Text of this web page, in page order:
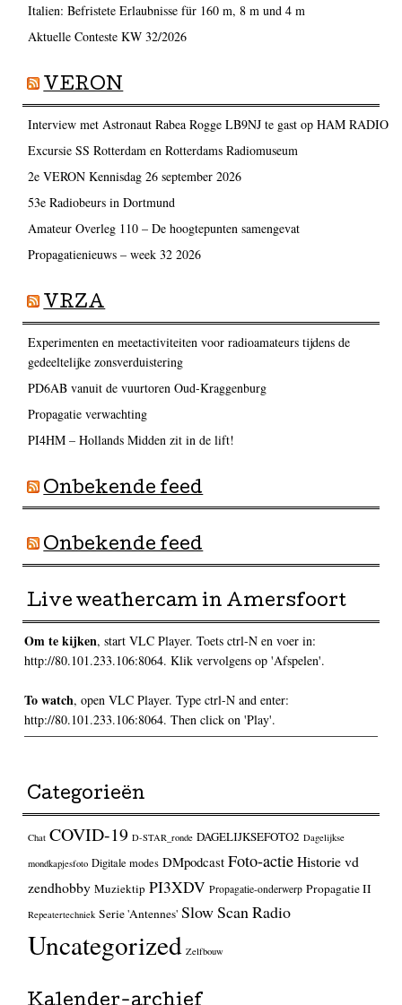
Italien: Befristete Erlaubnisse für 160 m, 8 m und 4 m
Aktuelle Conteste KW 32/2026
VERON
Interview met Astronaut Rabea Rogge LB9NJ te gast op HAM RADIO
Excursie SS Rotterdam en Rotterdams Radiomuseum
2e VERON Kennisdag 26 september 2026
53e Radiobeurs in Dortmund
Amateur Overleg 110 – De hoogtepunten samengevat
Propagatienieuws – week 32 2026
VRZA
Experimenten en meetactiviteiten voor radioamateurs tijdens de
gedeeltelijke zonsverduistering
PD6AB vanuit de vuurtoren Oud-Kraggenburg
Propagatie verwachting
PI4HM – Hollands Midden zit in de lift!
Onbekende feed
Onbekende feed
Live weathercam in Amersfoort
Om te kijken, start VLC Player. Toets ctrl-N en voer in:
http://80.101.233.106:8064. Klik vervolgens op 'Afspelen'.
To watch, open VLC Player. Type ctrl-N and enter:
http://80.101.233.106:8064. Then click on 'Play'.
Categorieën
Chat COVID-19 D-STAR_ronde DAGELIJKSEFOTO2 Dagelijkse
mondkapjesfoto Digitale modes DMpodcast Foto-actieHistorie vd
zendhobby Muziektip PI3XDV Propagatie-onderwerp Propagatie II
Repeatertechniek Serie 'Antennes' Slow Scan Radio
Uncategorized Zelfbouw